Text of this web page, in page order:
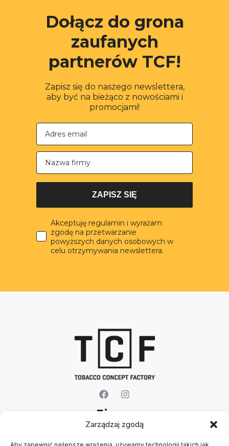
Zarządzaj zgodą
Dołącz do grona
zaufanych
partnerów TCF!
Zapisz się do naszego newslettera,
aby być na bieżąco z nowościami i
promocjami!
Nazwa firmy
ZAPISZ SIĘ
Akceptuję regulamin i wyrażam
zgodę na przetwarzanie
powyższych danych osobowych w
celu otrzymywania newslettera.
Firma